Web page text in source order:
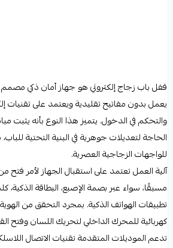
قفل باب زجاج إلكتروني هو جهاز أمان ذكي
يعمل بدون مفاتيح تقليدية ويعتمد على تقنيات
والتحكم في الدخول. يتميز هذا النوع بأنه يثبت
الحاجة لتعديلات جوهرية في البنية التحتية
للواجهات الزجاجية العصرية.
آلية العمل تعتمد على استقبال الجهاز لأمر فتح
مسبقًا، سواء عبر بصمة الإصبع، البطاقة الذكية،
تطبيقات الهواتف الذكية. بمجرد التحقق من
كهربائية للمحرك الداخلي لتحريك اللسان وفتح